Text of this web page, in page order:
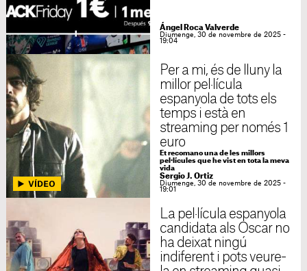
Ángel Roca Valverde
Diumenge, 30 de novembre de 2025 -
19:04
Per a mi, és de lluny la
millor pel·lícula
espanyola de tots els
temps i està en
streaming per només 1
euro
Et recomano una de les millors
pel·lícules que he vist en tota la meva
vida
Sergio J. Ortiz
Diumenge, 30 de novembre de 2025 -
19:01
La pel·lícula espanyola
candidata als Oscar no
ha deixat ningú
indiferent i pots veure-